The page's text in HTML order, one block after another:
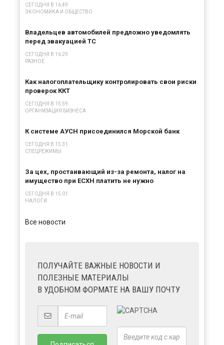
СЕГОДНЯ В 16:49
ЭКОНОМИКА И ОБЩЕСТВО
Владельцев автомобилей предложно уведомлять
перед эвакуацией ТС
СЕГОДНЯ В 16:29
РАЗНОЕ
Как налогоплательщику контролировать свои риски
проверок ККТ
СЕГОДНЯ В 15:59
ОРГАНИЗАЦИЯ БИЗНЕСА
К системе АУСН присоединился Морской банк
СЕГОДНЯ В 15:31
СПЕЦРЕЖИМЫ
За цех, простаивающий из-за ремонта, налог на
имущество при ЕСХН платить не нужно
СЕГОДНЯ В 15:01
НАЛОГИ
Все новости
ПОЛУЧАЙТЕ ВАЖНЫЕ НОВОСТИ И
ПОЛЕЗНЫЕ МАТЕРИАЛЫ
В УДОБНОМ ФОРМАТЕ НА ВАШУ ПОЧТУ